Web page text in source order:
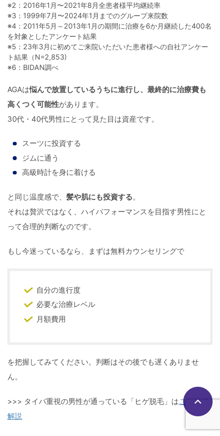
※2：2016年1月〜2021年8月全患者様平均継続率
※3：1999年7月〜2024年1月までのグループ来院数
※4：2011年5月～2013年1月の期間に治療を6か月継続した400名
を対象としたアンケート結果
※5：23年3月に初めてご来院いただいた患者様への自社アンケー
ト結果（N=2,853)
※6：BIDAN調べ
AGAは悩んで放置しているうちに進行し、最終的に治療費も
高くつく可能性があります。
30代・40代男性にとって見た目は資産です。
スーツに投資する
ジムに通う
高級時計を身に着ける
と同じ温度感で、 髪や肌にも投資する。
それは贅沢ではなく、ハイパフォーマンスを目指す男性にと
って合理的判断なのです。
もし今迷っているなら、まずは無料カウンセリングで
自分の進行度
必要な治療レベル
月額費用
を把握してみてください。判断はその後でも遅くありませ
ん。
>>> タイパ重視の男性が通っている「ヒゲ脱毛」はこちらで
解説